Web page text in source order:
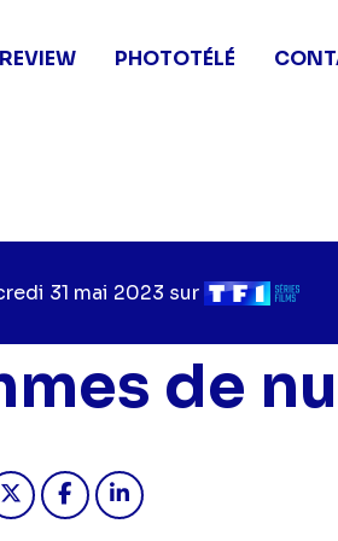
PHOTOTÉLÉ
31 mai 2023 sur Chaîne
diffusion
de
Partager "2023-05-31 01:10
Partager "2023-05-31